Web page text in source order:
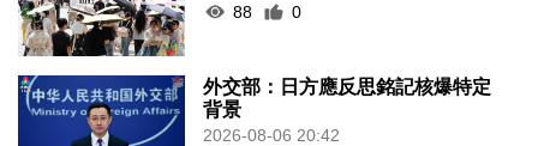
88
0
外交部：日方應反思銘記核爆特定
背景
2026-08-06 20:42